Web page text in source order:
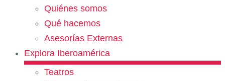
Quiénes somos
Qué hacemos
Asesorías Externas
Explora Iberoamérica
Teatros